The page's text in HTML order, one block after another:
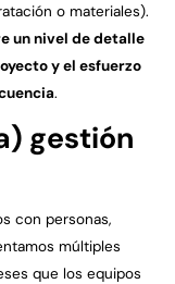
o materiales).
un nivel de detalle
y el esfuerzo
.
gestión
con personas,
múltiples
que los equipos